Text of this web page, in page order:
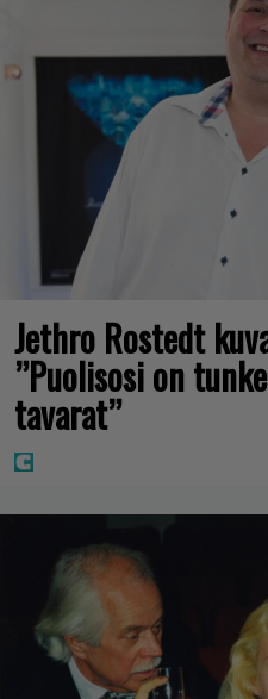
Jethro Rostedt
”Puolisosi on
tavarat”